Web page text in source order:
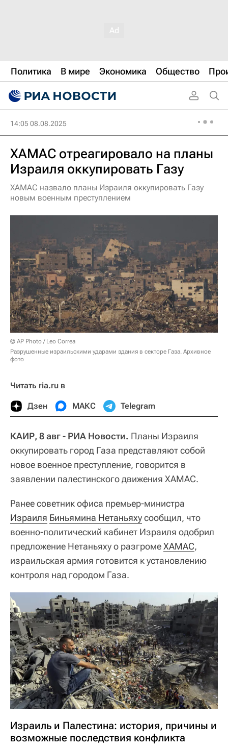
Политика В мире Экономика Общество
14:05 08.08.2025
ХАМАС отреагировало на планы
Израиля оккупировать Газу
ХАМАС назвало планы Израиля оккупировать Газу
новым военным преступлением
© AP Photo / Leo Correa
Разрушенные израильскими ударами здания в секторе Газа. Архивное
фото
Читать ria.ru в
Дзен МАКС Telegram
КАИР, 8 авг - РИА Новости. Планы Израиля
оккупировать город Газа представляют собой
новое военное преступление, говорится в
заявлении палестинского движения ХАМАС.
Ранее советник офиса премьер-министра
Израиля Биньямина Нетаньяхусообщил, что
военно-политический кабинет Израиля одобрил
предложение Нетаньяху о разгромеХАМАС,
израильская армия готовится к установлению
контроля над городом Газа.
Израиль и Палестина: история, причины и
возможные последствия конфликта